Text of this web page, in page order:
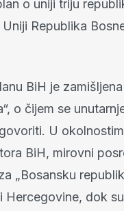
o uniji triju
Republika
BiH je
o čijem se
U
BiH, mirovni
„Bosansku
Hercegovine, dok